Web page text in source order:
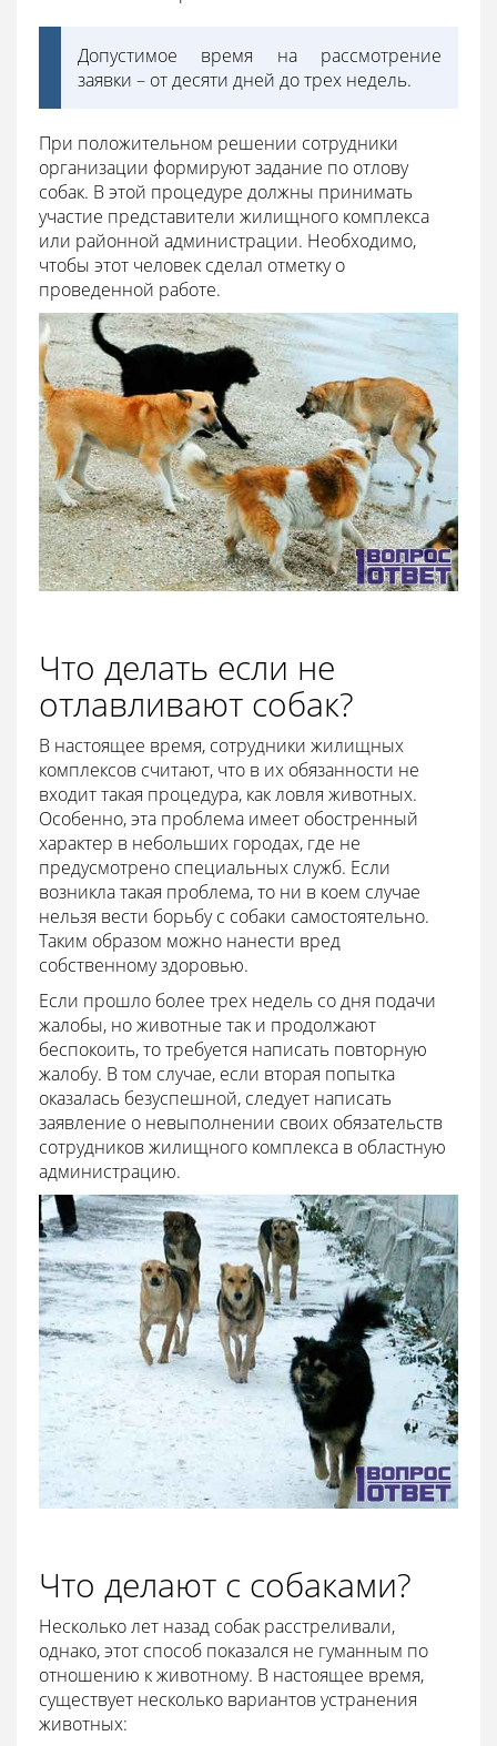
Допустимое время на рассмотрение
заявки – от десяти дней до трех недель.
При положительном решении сотрудники
организации формируют задание по отлову
собак. В этой процедуре должны принимать
участие представители жилищного комплекса
или районной администрации. Необходимо,
чтобы этот человек сделал отметку о
проведенной работе.
Что делать если не
отлавливают собак?
В настоящее время, сотрудники жилищных
комплексов считают, что в их обязанности не
входит такая процедура, как ловля животных.
Особенно, эта проблема имеет обостренный
характер в небольших городах, где не
предусмотрено специальных служб. Если
возникла такая проблема, то ни в коем случае
нельзя вести борьбу с собаки самостоятельно.
Таким образом можно нанести вред
собственному здоровью.
Если прошло более трех недель со дня подачи
жалобы, но животные так и продолжают
беспокоить, то требуется написать повторную
жалобу. В том случае, если вторая попытка
оказалась безуспешной, следует написать
заявление о невыполнении своих обязательств
сотрудников жилищного комплекса в областную
администрацию.
Что делают с собаками?
Несколько лет назад собак расстреливали,
однако, этот способ показался не гуманным по
отношению к животному. В настоящее время,
существует несколько вариантов устранения
животных: